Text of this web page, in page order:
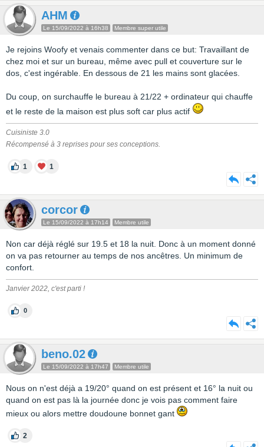
AHM
Le 15/09/2022 à 16h38 Membre super utile
Je rejoins Woofy et venais commenter dans ce but: Travaillant de
chez moi et sur un bureau, même avec pull et couverture sur le
dos, c'est ingérable. En dessous de 21 les mains sont glacées.
Du coup, on surchauffe le bureau à 21/22 + ordinateur qui chauffe
et le reste de la maison est plus soft car plus actif
Cuisiniste 3.0
Récompensé à 3 reprises pour ses conceptions.
1 1
corcor
Le 15/09/2022 à 17h14 Membre utile
Non car déjà réglé sur 19.5 et 18 la nuit. Donc à un moment donné
on va pas retourner au temps de nos ancêtres. Un minimum de
confort.
Janvier 2022, c'est parti !
0
beno.02
Le 15/09/2022 à 17h47 Membre utile
Nous on n'est déjà a 19/20° quand on est présent et 16° la nuit ou
quand on est pas là la journée donc je vois pas comment faire
mieux ou alors mettre doudoune bonnet gant
2